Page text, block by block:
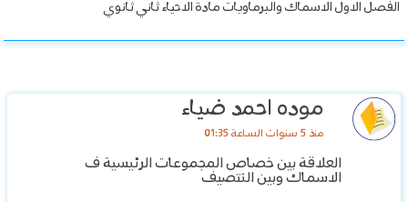
الفصل الاول الاسماك والبرماويات مادة الاحياء ثاني ثانوي
موده احمد ضياء
منذ 5 سنوات الساعة 01:35
العلاقة بين خصاص المجموعات الرئيسية ف
الاسماك وبين النتصيف